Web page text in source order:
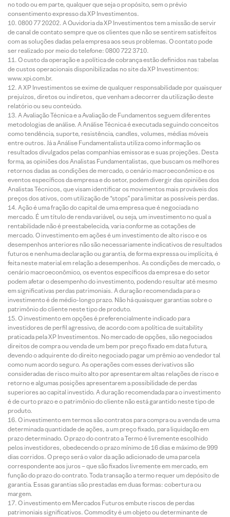
no todo ou em parte, qualquer que seja o propósito, sem o prévio
consentimento expresso da XP Investimentos.
0800 77 20202. A Ouvidoria da XP Investimentos tem a missão de servir
de canal de contato sempre que os clientes que não se sentirem satisfeitos
com as soluções dadas pela empresa aos seus problemas. O contato pode
ser realizado por meio do telefone: 0800 722 3710.
O custo da operação e a política de cobrança estão definidos nas tabelas
de custos operacionais disponibilizadas no site da XP Investimentos:
www.xpi.com.br.
A XP Investimentos se exime de qualquer responsabilidade por quaisquer
prejuízos, diretos ou indiretos, que venham a decorrer da utilização deste
relatório ou seu conteúdo.
A Avaliação Técnica e a Avaliação de Fundamentos seguem diferentes
metodologias de análise. A Análise Técnica é executada seguindo conceitos
como tendência, suporte, resistência, candles, volumes, médias móveis
entre outros. Já a Análise Fundamentalista utiliza como informação os
resultados divulgados pelas companhias emissoras e suas projeções. Desta
forma, as opiniões dos Analistas Fundamentalistas, que buscam os melhores
retornos dadas as condições de mercado, o cenário macroeconômico e os
eventos específicos da empresa e do setor, podem divergir das opiniões dos
Analistas Técnicos, que visam identificar os movimentos mais prováveis dos
preços dos ativos, com utilização de “stops” para limitar as possíveis perdas.
Ação é uma fração do capital de uma empresa que é negociada no
mercado. É um título de renda variável, ou seja, um investimento no qual a
rentabilidade não é preestabelecida, varia conforme as cotações de
mercado. O investimento em ações é um investimento de alto risco e os
desempenhos anteriores não são necessariamente indicativos de resultados
futuros e nenhuma declaração ou garantia, de forma expressa ou implícita, é
feita neste material em relação a desempenhos. As condições de mercado, o
cenário macroeconômico, os eventos específicos da empresa e do setor
podem afetar o desempenho do investimento, podendo resultar até mesmo
em significativas perdas patrimoniais. A duração recomendada para o
investimento é de médio-longo prazo. Não há quaisquer garantias sobre o
patrimônio do cliente neste tipo de produto.
O investimento em opções é preferencialmente indicado para
investidores de perfil agressivo, de acordo com a política de suitability
praticada pela XP Investimentos. No mercado de opções, são negociados
direitos de compra ou venda de um bem por preço fixado em data futura,
devendo o adquirente do direito negociado pagar um prêmio ao vendedor tal
como num acordo seguro. As operações com esses derivativos são
consideradas de risco muito alto por apresentarem altas relações de risco e
retorno e algumas posições apresentarem a possibilidade de perdas
superiores ao capital investido. A duração recomendada para o investimento
é de curto prazo e o patrimônio do cliente não está garantido neste tipo de
produto.
O investimento em termos são contratos para compra ou a venda de uma
determinada quantidade de ações, a um preço fixado, para liquidação em
prazo determinado. O prazo do contrato a Termo é livremente escolhido
pelos investidores, obedecendo o prazo mínimo de 16 dias e máximo de 999
dias corridos. O preço será o valor da ação adicionado de uma parcela
correspondente aos juros – que são fixados livremente em mercado, em
função do prazo do contrato. Toda transação a termo requer um depósito de
garantia. Essas garantias são prestadas em duas formas: cobertura ou
margem.
O investimento em Mercados Futuros embute riscos de perdas
patrimoniais significativos. Commodity é um objeto ou determinante de